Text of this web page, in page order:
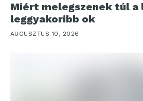
Miért melegszenek túl a
leggyakoribb ok
AUGUSZTUS 10, 2026